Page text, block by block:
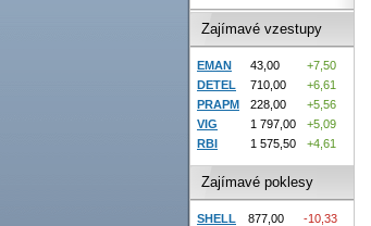
Zajímavé vzestupy
EMAN 43,00
+7,50
DETEL
710,00
+6,61
PRAPM
228,00
+5,56
VIG
1 797,00
+5,09
RBI
1 575,50 +4,61
Zajímavé poklesy
SHELL 877,00
-10,33